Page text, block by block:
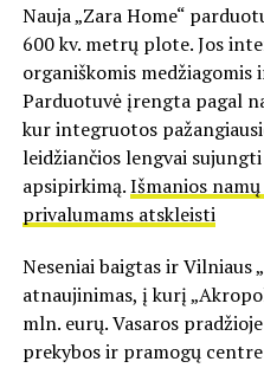
Nauja „Zara Home“
600 kv. metrų plote. Jos
organiškomis
Parduotuvė įrengta pagal
kur integruotos
leidžiančios lengvai
apsipirkimą.Išmanios namų
privalumams atskleisti
Neseniai baigtas ir Vilniaus
atnaujinimas, į kurį
mln. eurų. Vasaros
prekybos ir pramogų